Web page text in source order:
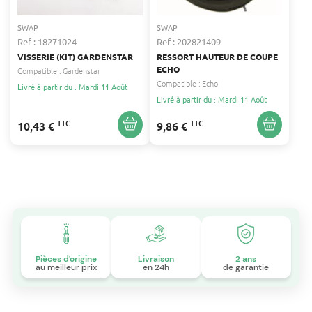
SWAP
Ref : 18271024
VISSERIE (KIT) GARDENSTAR
Compatible :Gardenstar
Livré à partir du : Mardi 11 Août
10,43 € TTC
SWAP
Ref : 202821409
RESSORT HAUTEUR DE COUPE
ECHO
Compatible : Echo
Livré à partir du : Mardi 11 Août
9,86 € TTC
Pièces d'origine
au meilleur prix
Livraison
en 24h
2 ans
de garantie